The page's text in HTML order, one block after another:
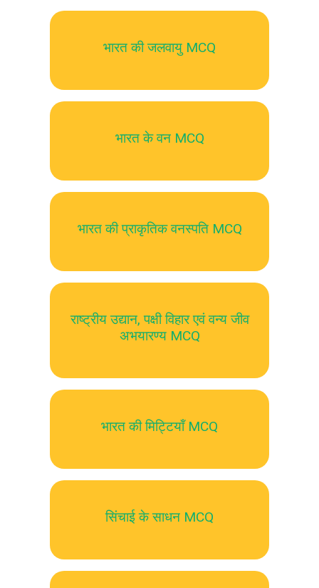
भारत की जलवायु MCQ
भारत के वन MCQ
भारत की प्राकृतिक वनस्पति MCQ
राष्ट्रीय उद्यान, पक्षी विहार एवं वन्य जीव
अभयारण्य MCQ
भारत की मिट्टियॉं MCQ
सिंचाई के साधन MCQ